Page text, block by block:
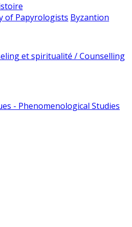
of Papyrologists Byzantion
et spiritualité / Counselling
- Phenomenological Studies